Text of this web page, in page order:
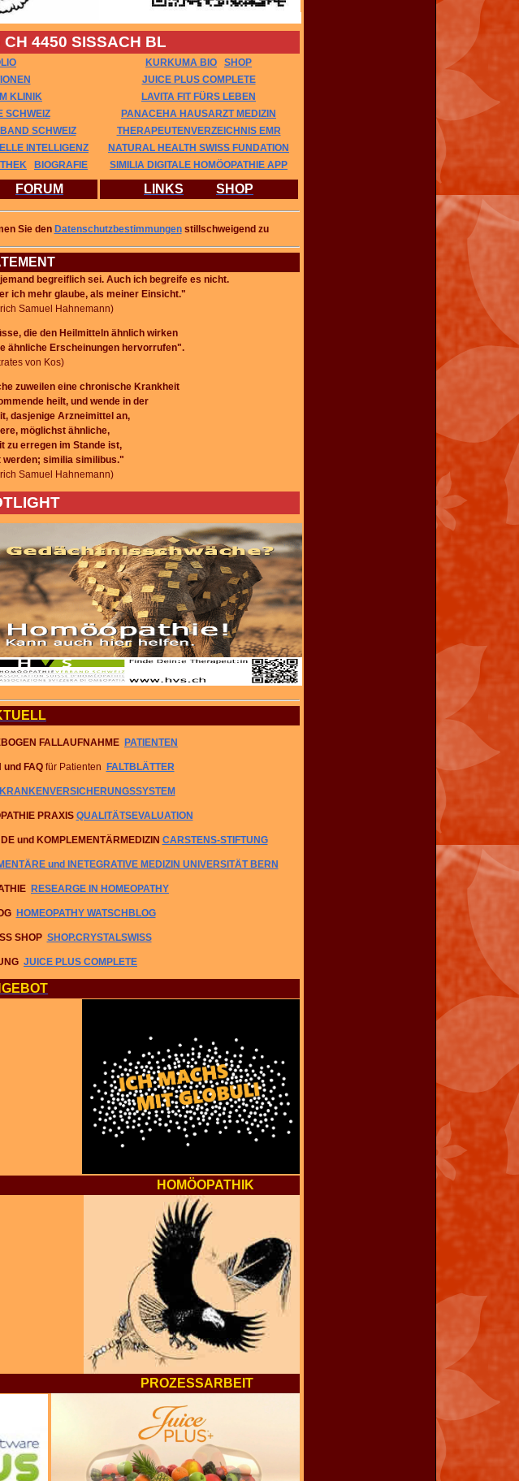
4450 SISSACH BL
KURKUMA BIO
SHOP
JUICE PLUS COMPLETE
KLINIK
LAVITA FIT FÜRS LEBEN
SCHWEIZ
PANACEHA HAUSARZT MEDIZIN
SCHWEIZ
THERAPEUTENVERZEICHNIS EMR
INTELLIGENZ
NATURAL HEALTH SWISS FUNDATION
BIOGRAFIE SIMILIA DIGITALE HOMÖOPATHIE APP
FORUM LINKS SHOP
Sie den Datenschutzbestimmungenstillschweigend zu
begreiflich sei. Auch ich begreife es nicht.
ich mehr glaube, als meiner Einsicht."
Samuel Hahnemann)
die den Heilmitteln ähnlich wirken
ähnliche Erscheinungen hervorrufen".
von Kos)
zuweilen eine chronische Krankheit
heilt, und wende in der
dasjenige Arzneimittel an,
möglichst ähnliche,
zu erregen im Stande ist,
werden; similia similibus."
Samuel Hahnemann)
FALLAUFNAHME PATIENTEN
und FAQ für Patienten FALTBLÄTTER
KRANKENVERSICHERUNGSSYSTEM
PRAXIS QUALITÄTSEVALUATION
und KOMPLEMENTÄRMEDIZIN CARSTENS-STIFTUNG
und INETEGRATIVE MEDIZIN UNIVERSITÄT BERN
RESEARGE IN HOMEOPATHY
HOMEOPATHY WATSCHBLOG
SHOP SHOP.CRYSTALSWISS
JUICE PLUS COMPLETE
HOMÖOPATHIK
PROZESSARBEIT